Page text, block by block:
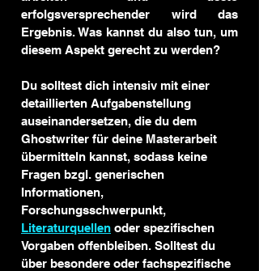
erfolgsversprechender wird das
Ergebnis. Was kannst du also tun, um
diesem Aspekt gerecht zu werden?
Du solltest dich intensiv mit einer
detaillierten Aufgabenstellung
auseinandersetzen, die du dem
Ghostwriter für deine Masterarbeit
übermitteln kannst, sodass keine
Fragen bzgl. generischen
Informationen,
Forschungsschwerpunkt,
Literaturquellen oder spezifischen
Vorgaben offenbleiben. Solltest du
über besondere oder fachspezifische